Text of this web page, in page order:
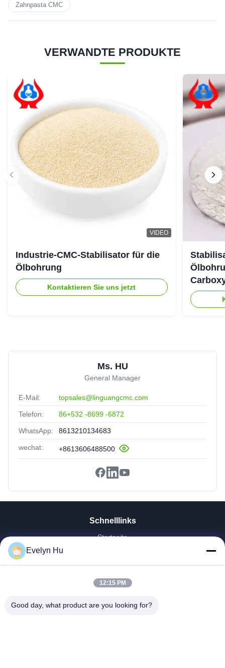
Zahnpasta CMC
VERWANDTE PRODUKTE
VIDEO
Industrie-CMC-Stabilisator für die
Ölbohrung
Kontaktieren Sie uns jetzt
Ms. HU
General Manager
E-Mail: topsales@linguangcmc.com
Telefon: 86+532 -8699 -6872
WhatsApp: 8613210134683
wechat: +8613606488500
Schnelllinks
Startseite
VR Show
Über Uns
Fabrik Tour
Qualitätskontrolle
Evelyn Hu
12:15 PM
Good day, what product are you looking for?